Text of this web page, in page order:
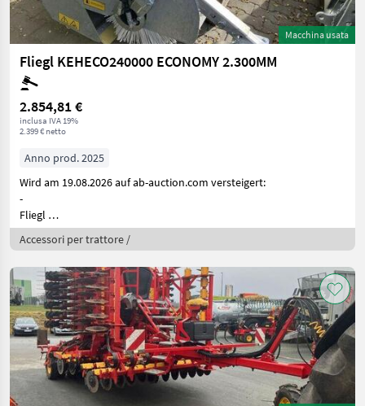
Macchina usata
Fliegl KEHECO240000 ECONOMY 2.300MM
2.854,81 €
inclusa IVA 19%
2.399 € netto
Anno prod. 2025
Wird am 19.08.2026 auf ab-auction.com versteigert:
-
Fliegl
Kehrm
Accessori per trattore /